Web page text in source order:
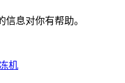
信息对你有帮助。
机